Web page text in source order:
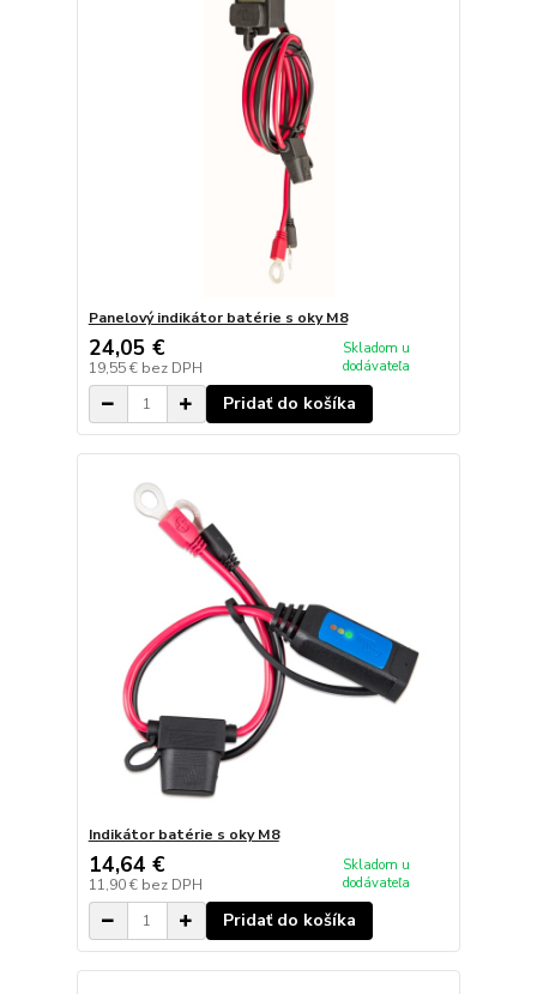
Panelový indikátor batérie s oky M8
24,05 €
19,55 € bez DPH
Skladom u
dodávateľa
Pridať do košíka
Indikátor batérie s oky M8
14,64 €
11,90 € bez DPH
Skladom u
dodávateľa
Pridať do košíka